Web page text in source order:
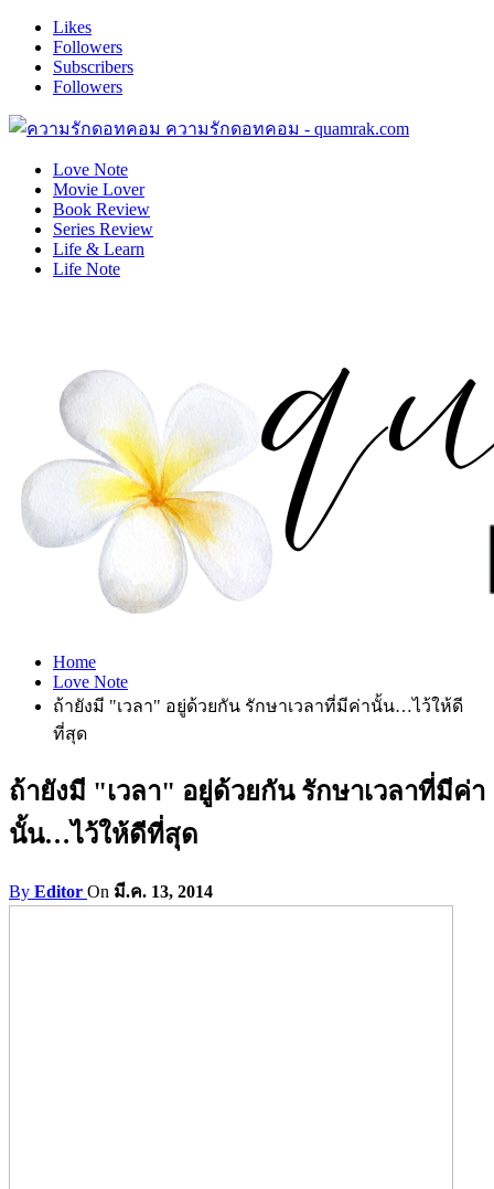
Likes
Followers
Subscribers
Followers
ความรักดอทคอม - quamrak.com
Love Note
Movie Lover
Book Review
Series Review
Life & Learn
Life Note
Home
Love Note
ถ้ายังมี "เวลา" อยู่ด้วยกัน รักษาเวลาที่มีค่านั้น…ไว้ให้ดี
ที่สุด
ถ้ายังมี "เวลา" อยู่ด้วยกัน รักษาเวลาที่มีค่า
นั้น…ไว้ให้ดีที่สุด
By Editor On มี.ค. 13, 2014